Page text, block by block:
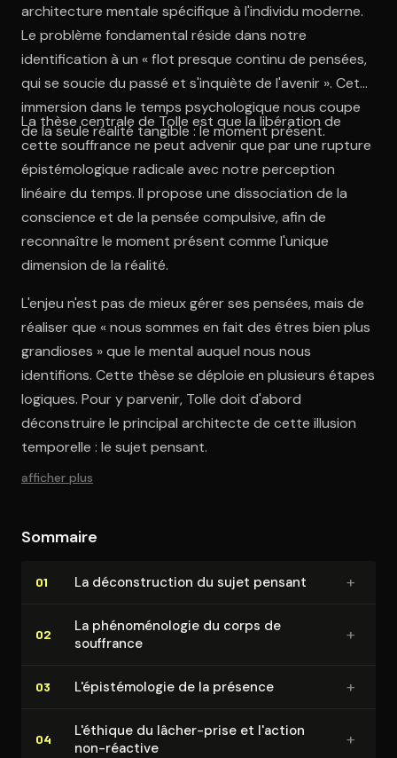
architecture mentale spécifique à l'individu moderne.
Le problème fondamental réside dans notre
identification à un « flot presque continu de pensées,
qui se soucie du passé et s'inquiète de l'avenir ». Cette
immersion dans le temps psychologique nous coupe
de la seule réalité tangible : le moment présent.
La thèse centrale de Tolle est que la libération de
cette souffrance ne peut advenir que par une rupture
épistémologique radicale avec notre perception
linéaire du temps. Il propose une dissociation de la
conscience et de la pensée compulsive, afin de
reconnaître le moment présent comme l'unique
dimension de la réalité.
L'enjeu n'est pas de mieux gérer ses pensées, mais de
réaliser que « nous sommes en fait des êtres bien plus
grandioses » que le mental auquel nous nous
identifions. Cette thèse se déploie en plusieurs étapes
logiques. Pour y parvenir, Tolle doit d'abord
déconstruire le principal architecte de cette illusion
temporelle : le sujet pensant.
afficher plus
Sommaire
01 La dé­cons­truc­tion du sujet pensant +
02
La phé­no­mé­no­lo­gie du corps de
souffrance
+
03 L'épis­té­mo­lo­gie de la présence +
04
L'éthique du lâcher-prise et l'action
non-réactive
+